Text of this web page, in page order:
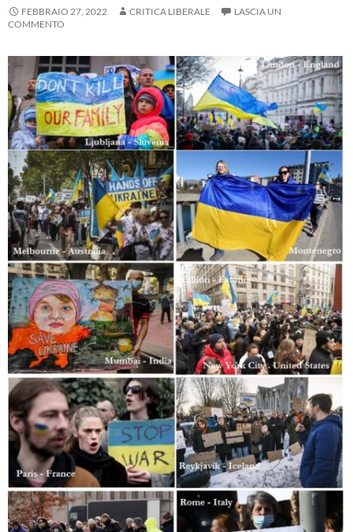
FEBBRAIO 27, 2022 CRITICA LIBERALE
LASCIA UN
COMMENTO